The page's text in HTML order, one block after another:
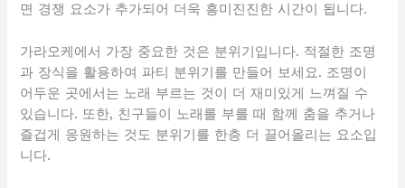
면 경쟁 요소가 추가되어 더욱 흥미진진한 시간이 됩니다.
가라오케에서 가장 중요한 것은 분위기입니다. 적절한 조명
과 장식을 활용하여 파티 분위기를 만들어 보세요. 조명이
어두운 곳에서는 노래 부르는 것이 더 재미있게 느껴질 수
있습니다. 또한, 친구들이 노래를 부를 때 함께 춤을 추거나
즐겁게 응원하는 것도 분위기를 한층 더 끌어올리는 요소입
니다.